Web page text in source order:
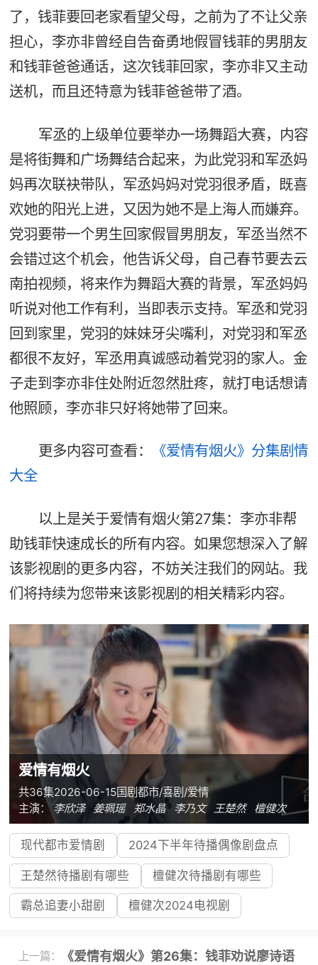
了，钱菲要回老家看望父母，之前为了不让父亲
担心，李亦非曾经自告奋勇地假冒钱菲的男朋友
和钱菲爸爸通话，这次钱菲回家，李亦非又主动
送机，而且还特意为钱菲爸爸带了酒。
军丞的上级单位要举办一场舞蹈大赛，内容
是将街舞和广场舞结合起来，为此党羽和军丞妈
妈再次联袂带队，军丞妈妈对党羽很矛盾，既喜
欢她的阳光上进，又因为她不是上海人而嫌弃。
党羽要带一个男生回家假冒男朋友，军丞当然不
会错过这个机会，他告诉父母，自己春节要去云
南拍视频，将来作为舞蹈大赛的背景，军丞妈妈
听说对他工作有利，当即表示支持。军丞和党羽
回到家里，党羽的妹妹牙尖嘴利，对党羽和军丞
都很不友好，军丞用真诚感动着党羽的家人。金
子走到李亦非住处附近忽然肚疼，就打电话想请
他照顾，李亦非只好将她带了回来。
更多内容可查看：
《爱情有烟火》分集剧情
大全
以上是关于爱情有烟火第27集：李亦非帮
助钱菲快速成长的所有内容。如果您想深入了解
该影视剧的更多内容，不妨关注我们的网站。我
们将持续为您带来该影视剧的相关精彩内容。
爱情有烟火
共36集2026-06-15国剧都市/喜剧/爱情
主演： 李欣泽 姜珮瑶 郑水晶 李乃文 王楚然 檀健次
现代都市爱情剧 2024下半年待播偶像剧盘点
王楚然待播剧有哪些 檀健次待播剧有哪些
霸总追妻小甜剧 檀健次2024电视剧
上一篇： 《爱情有烟火》第26集：钱菲劝说廖诗语